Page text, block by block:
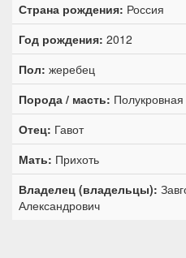
Страна рождения: Россия
Год рождения: 2012
Пол: жеребец
Порода / масть:
Отец: Гавот
Мать: Прихоть
Владелец (владельцы):
Александрович